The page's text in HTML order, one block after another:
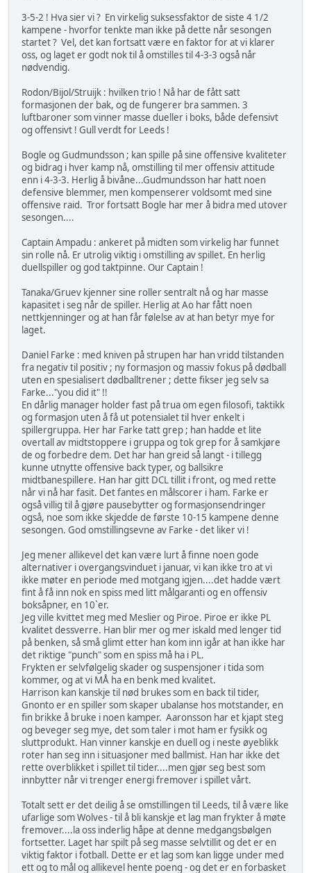
3-5-2 ! Hva sier vi ? En virkelig suksessfaktor de siste 4 1/2
kampene - hvorfor tenkte man ikke på dette når sesongen
startet ? Vel, det kan fortsatt være en faktor for at vi klarer
oss, og laget er godt nok til å omstilles til 4-3-3 også når
nødvendig.
Rodon/Bijol/Struijk : hvilken trio ! Nå har de fått satt
formasjonen der bak, og de fungerer bra sammen. 3
luftbaroner som vinner masse dueller i boks, både defensivt
og offensivt ! Gull verdt for Leeds !
Bogle og Gudmundsson ; kan spille på sine offensive kvaliteter
og bidrag i hver kamp nå, omstilling til mer offensiv attitude
enn i 4-3-3. Herlig å bivåne...Gudmundsson har hatt noen
defensive blemmer, men kompenserer voldsomt med sine
offensive raid. Tror fortsatt Bogle har mer å bidra med utover
sesongen....
Captain Ampadu : ankeret på midten som virkelig har funnet
sin rolle nå. Er utrolig viktig i omstilling av spillet. En herlig
duellspiller og god taktpinne. Our Captain !
Tanaka/Gruev kjenner sine roller sentralt nå og har masse
kapasitet i seg når de spiller. Herlig at Ao har fått noen
nettkjenninger og at han får følelse av at han betyr mye for
laget.
Daniel Farke : med kniven på strupen har han vridd tilstanden
fra negativ til positiv ; ny formasjon og massiv fokus på dødball
uten en spesialisert dødballtrener ; dette fikser jeg selv sa
Farke..."you did it" !!
En dårlig manager holder fast på trua om egen filosofi, taktikk
og formasjon uten å få ut potensialet til hver enkelt i
spillergruppa. Her har Farke tatt grep ; han hadde et lite
overtall av midtstoppere i gruppa og tok grep for å samkjøre
de og forbedre dem. Det har han greid så langt - i tillegg
kunne utnytte offensive back typer, og ballsikre
midtbanespillere. Han har gitt DCL tillit i front, og med rette
når vi nå har fasit. Det fantes en målscorer i ham. Farke er
også villig til å gjøre pausebytter og formasjonsendringer
også, noe som ikke skjedde de første 10-15 kampene denne
sesongen. God omstillingsevne av Farke - det liker vi !
Jeg mener allikevel det kan være lurt å finne noen gode
alternativer i overgangsvinduet i januar, vi kan ikke tro at vi
ikke møter en periode med motgang igjen....det hadde vært
fint å få inn nok en spiss med litt målgaranti og en offensiv
boksåpner, en 10`er.
Jeg ville kvittet meg med Meslier og Piroe. Piroe er ikke PL
kvalitet dessverre. Han blir mer og mer iskald med lenger tid
på benken, så små glimt etter han kom inn igår at han ikke har
det riktige "punch" som en spiss må ha i PL.
Frykten er selvfølgelig skader og suspensjoner i tida som
kommer, og at vi MÅ ha en benk med kvalitet.
Harrison kan kanskje til nød brukes som en back til tider,
Gnonto er en spiller som skaper ubalanse hos motstander, en
fin brikke å bruke i noen kamper. Aaronsson har et kjapt steg
og beveger seg mye, det som taler i mot ham er fysikk og
sluttprodukt. Han vinner kanskje en duell og i neste øyeblikk
roter han seg inn i situasjoner med ballmist. Han har ikke det
rette overblikket i spillet til tider....men gjør seg best som
innbytter når vi trenger energi fremover i spillet vårt.
Totalt sett er det deilig å se omstillingen til Leeds, til å være like
ufarlige som Wolves - til å bli kanskje et lag man frykter å møte
fremover....la oss inderlig håpe at denne medgangsbølgen
fortsetter. Laget har spilt på seg masse selvtillit og det er en
viktig faktor i fotball. Dette er et lag som kan ligge under med
ett og to mål og allikevel hente poeng - og det er en forbasket